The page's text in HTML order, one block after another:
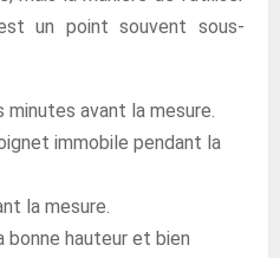
un point souvent sous-
minutes avant la mesure.
immobile pendant la
la mesure.
bonne hauteur et bien